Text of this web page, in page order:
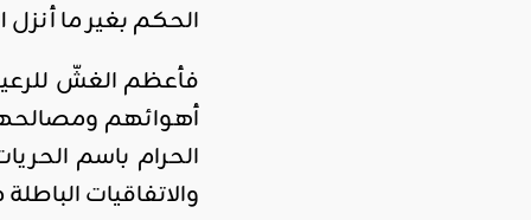
الحكم بغير ما
فأعظم الغشّ
أهوائهم
الحرام باسم
والاتفاقيات